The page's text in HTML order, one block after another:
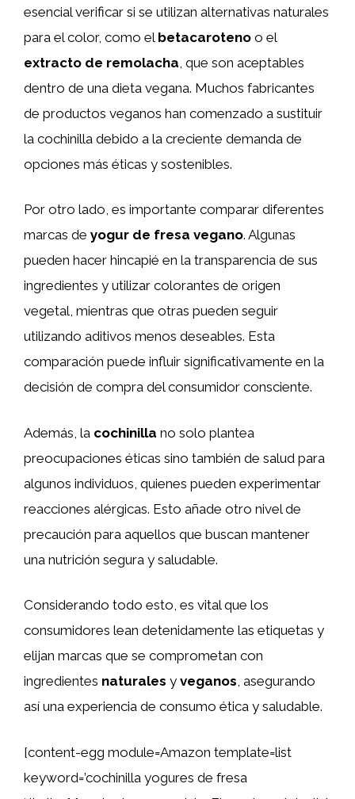
esencial verificar si se utilizan alternativas naturales
para el color, como el betacaroteno o el
extracto de remolacha , que son aceptables
dentro de una dieta vegana. Muchos fabricantes
de productos veganos han comenzado a sustituir
la cochinilla debido a la creciente demanda de
opciones más éticas y sostenibles.
Por otro lado, es importante comparar diferentes
marcas de yogur de fresa vegano. Algunas
pueden hacer hincapié en la transparencia de sus
ingredientes y utilizar colorantes de origen
vegetal, mientras que otras pueden seguir
utilizando aditivos menos deseables. Esta
comparación puede influir significativamente en la
decisión de compra del consumidor consciente.
Además, la cochinilla no solo plantea
preocupaciones éticas sino también de salud para
algunos individuos, quienes pueden experimentar
reacciones alérgicas. Esto añade otro nivel de
precaución para aquellos que buscan mantener
una nutrición segura y saludable.
Considerando todo esto, es vital que los
consumidores lean detenidamente las etiquetas y
elijan marcas que se comprometan con
ingredientes naturales y veganos, asegurando
así una experiencia de consumo ética y saludable.
[content-egg module=Amazon template=list
keyword=’cochinilla yogures de fresa